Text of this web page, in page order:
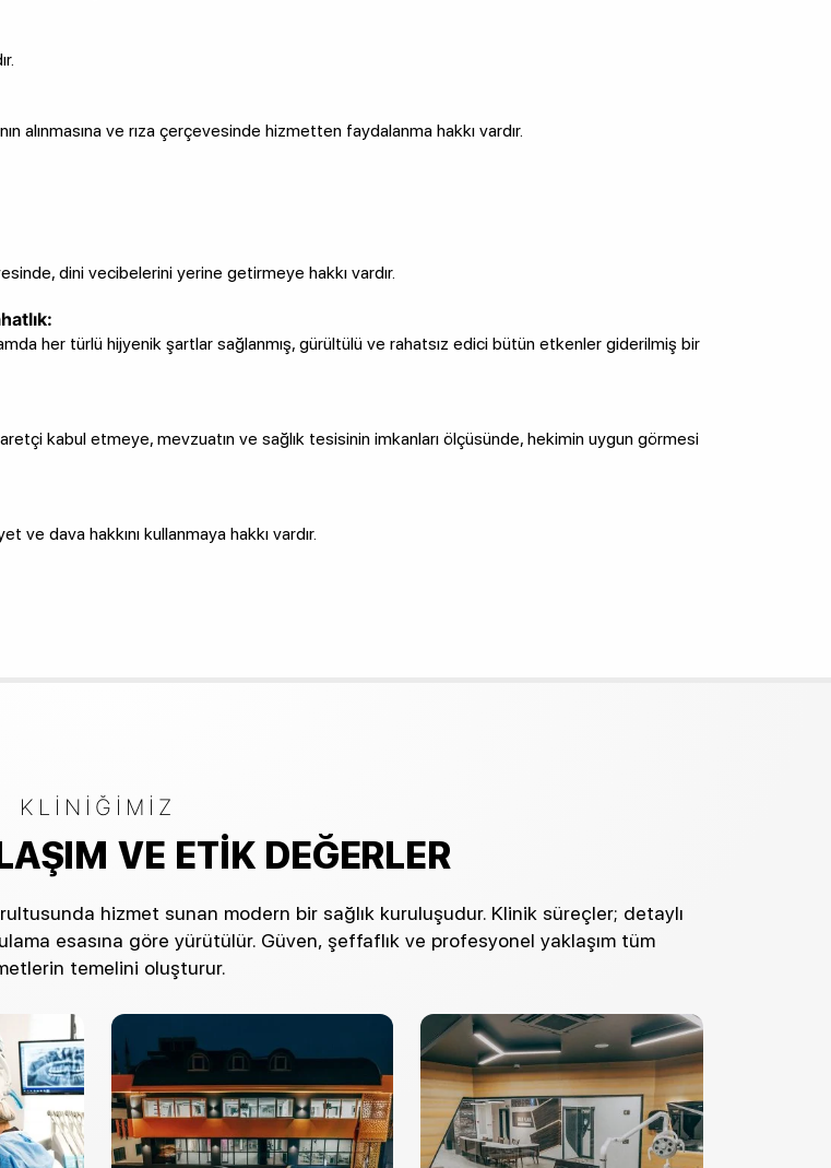
alınmasına ve rıza çerçevesinde hizmetten faydalanma hakkı vardır.
dini vecibelerini yerine getirmeye hakkı vardır.
her türlü hijyenik şartlar sağlanmış, gürültülü ve rahatsız edici bütün etkenler giderilmiş bir
kabul etmeye, mevzuatın ve sağlık tesisinin imkanları ölçüsünde, hekimin uygun görmesi
ve dava hakkını kullanmaya hakkı vardır.
KLINIĞIMIZ
VE ETIK DEĞERLER
hizmet sunan modern bir sağlık kuruluşudur. Klinik süreçler; detaylı
esasına göre yürütülür. Güven, şeffaflık ve profesyonel yaklaşım tüm
temelini oluşturur.